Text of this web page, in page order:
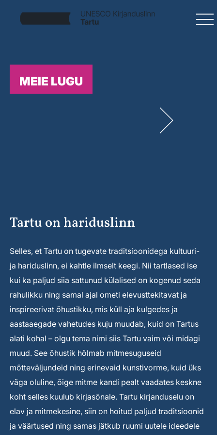
MEIE LUGU
Tartu on hariduslinn
Selles, et Tartu on tugevate traditsioonidega kultuuri-
ja hariduslinn, ei kahtle ilmselt keegi. Nii tartlased ise
kui ka paljud siia sattunud külalised on kogenud seda
rahulikku ning samal ajal ometi elevusttekitavat ja
inspireerivat õhustikku, mis küll aja kulgedes ja
aastaaegade vahetudes kuju muudab, kuid on Tartus
alati kohal – olgu tema nimi siis Tartu vaim või midagi
muud. See õhustik hõlmab mitmesuguseid
mõtteväljundeid ning erinevaid kunstivorme, kuid üks
väga oluline, õige mitme kandi pealt vaadates keskne
koht selles kuulub kirjasõnale. Tartu kirjanduselu on
elav ja mitmekesine, siin on hoitud paljud traditsioonid
ja väärtused ning samas jätkub ruumi uutele ideedele